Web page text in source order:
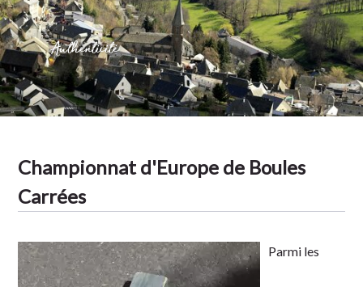
Authenticité
Championnat d'Europe de Boules
Carrées
Parmi les